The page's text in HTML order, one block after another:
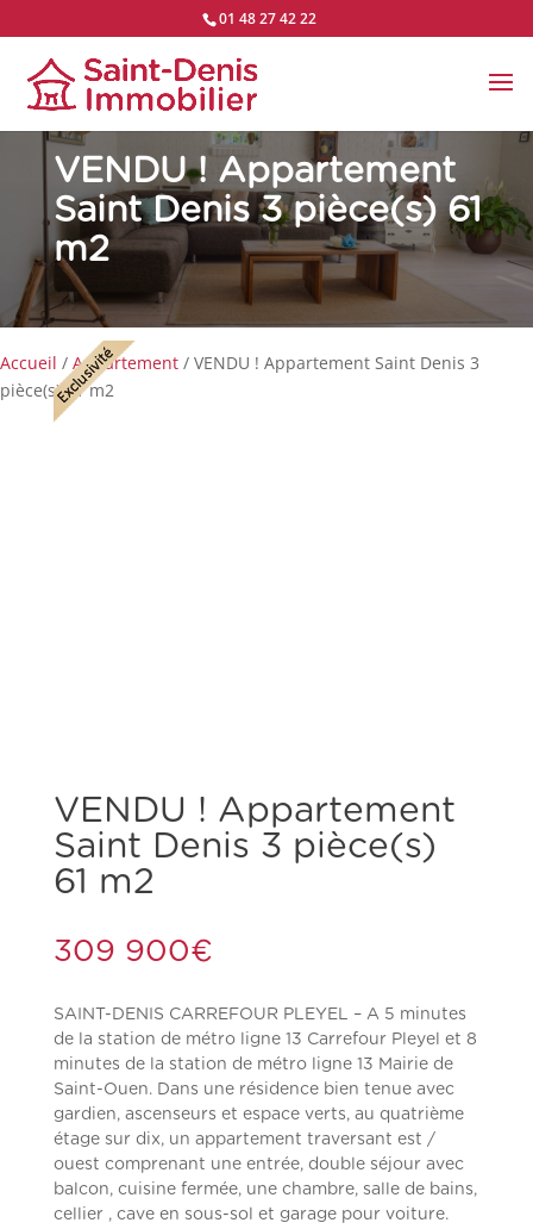
01 48 27 42 22
VENDU ! Appartement
Saint Denis 3 pièce(s) 61
m2
Accueil / Appartement / VENDU ! Appartement Saint Denis 3
pièce(s) 61 m2
VENDU ! Appartement
Saint Denis 3 pièce(s)
61 m2
309 900€
SAINT-DENIS CARREFOUR PLEYEL – A 5 minutes
de la station de métro ligne 13 Carrefour Pleyel et 8
minutes de la station de métro ligne 13 Mairie de
Saint-Ouen. Dans une résidence bien tenue avec
gardien, ascenseurs et espace verts, au quatrième
étage sur dix, un appartement traversant est /
ouest comprenant une entrée, double séjour avec
balcon, cuisine fermée, une chambre, salle de bains,
cellier , cave en sous-sol et garage pour voiture.